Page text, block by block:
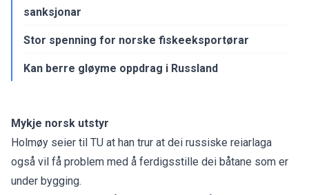
sanksjonar
Stor spenning for norske fiskeeksportørar
Kan berre gløyme oppdrag i Russland
Mykje norsk utstyr
Holmøy seier til TU at han trur at dei russiske reiarlaga
også vil få problem med å ferdigsstille dei båtane som er
under bygging.